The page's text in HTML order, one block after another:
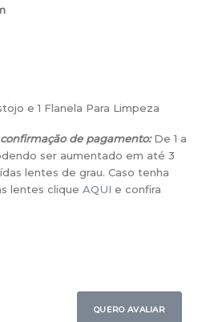
e 1 Flanela Para Limpeza
de pagamento:De 1 a
ser aumentado em até 3
lentes de grau. Caso tenha
lentes clique AQUI e confira
QUERO AVALIAR